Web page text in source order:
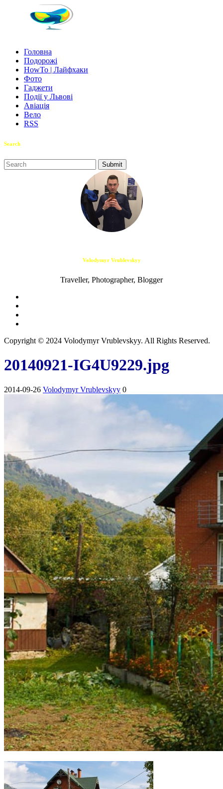
Головна
Подорожі
HowTo | Лайфхаки
Фото
Гаджети
Події у Львові
Авіація
Вело
RSS
Search
Volodymyr Vrublevskyy
Traveller, Photographer, Blogger
Copyright © 2024 Volodymyr Vrublevskyy. All Rights Reserved.
20140921-IG4U9229.jpg
2014-09-26 Volodymyr Vrublevskyy 0